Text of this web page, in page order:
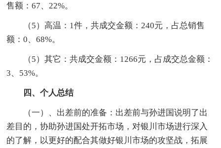
售额：67、22%。
（5）高温：1件，共成交金额：240元，占总销售
额：0、68%。
（5）其它：共成交金额：1266元，占成交总金额：
3、53%。
四、个人总结
（一）、出差前的准备：出差前与孙进国说明了出
差目的，协助孙进国处开拓市场，对银川市场进行深入
的了解，以更好的配合其做好银川市场的攻坚战，拓展